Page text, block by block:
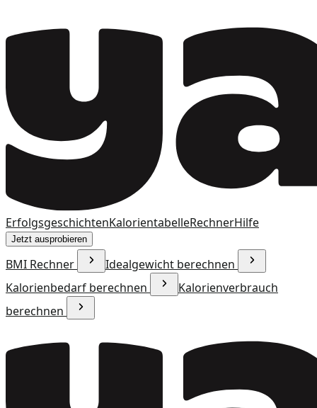
ErfolgsgeschichtenKalorientabelleRechnerHilfe
Jetzt ausprobieren
BMI Rechner
Idealgewicht berechnen
Kalorienbedarf berechnen
Kalorienverbrauch
berechnen